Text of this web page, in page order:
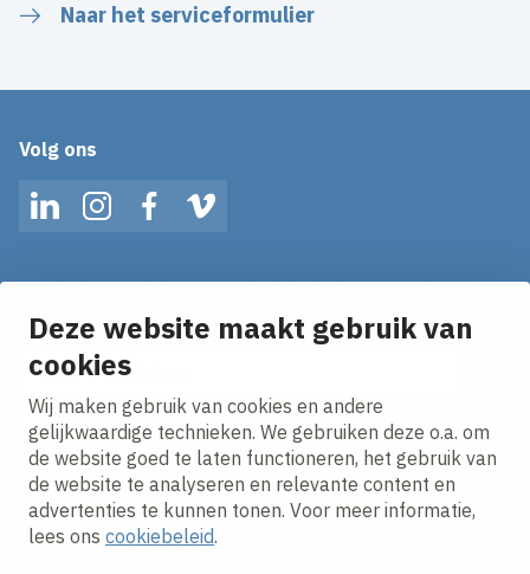
Deze website maakt gebruik van
cookies
Wij maken gebruik van cookies en andere
gelijkwaardige technieken. We gebruiken deze o.a. om
de website goed te laten functioneren, het gebruik van
de website te analyseren en relevante content en
advertenties te kunnen tonen. Voor meer informatie,
lees ons cookiebeleid.
Naar het serviceformulier
Volg ons
LinkedInInstagramFacebookVimeo
Ontvang onze nieuws alerts in je mailbox!
E-mailadres
Ik ga akkoord met hetprivacy statement.